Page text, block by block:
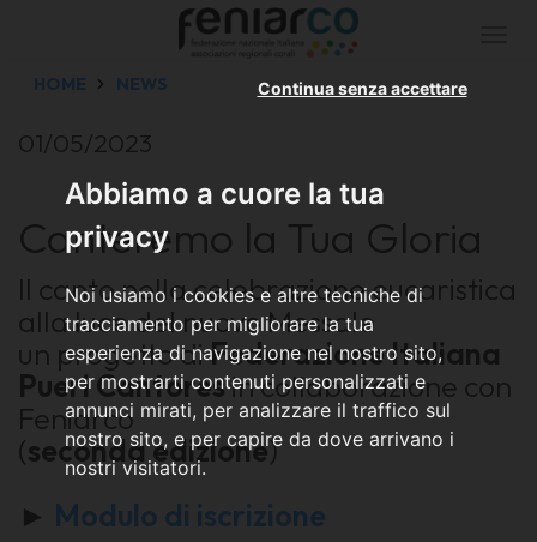
Abbiamo a cuore la tua
privacy
Noi usiamo i cookies e altre tecniche di
tracciamento per migliorare la tua
esperienza di navigazione nel nostro sito,
per mostrarti contenuti personalizzati e
annunci mirati, per analizzare il traffico sul
nostro sito, e per capire da dove arrivano i
nostri visitatori.
Continua senza accettare
HOME NEWS
01/05/2023
Canteremo la Tua Gloria
Il canto nella celebrazione eucaristica
alla luce del nuovo Messale
un progetto diFederazione Italiana
Pueri Cantoresin collaborazione con
Feniarco
(seconda edizione)
► Modulo di iscrizione